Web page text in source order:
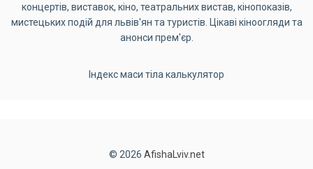
концертів, виставок, кіно, театральних вистав, кінопоказів,
мистецьких подій для львів'ян та туристів. Цікаві кіноогляди та
анонси прем'єр.
Індекс маси тіла калькулятор
© 2026 AfishaLviv.net